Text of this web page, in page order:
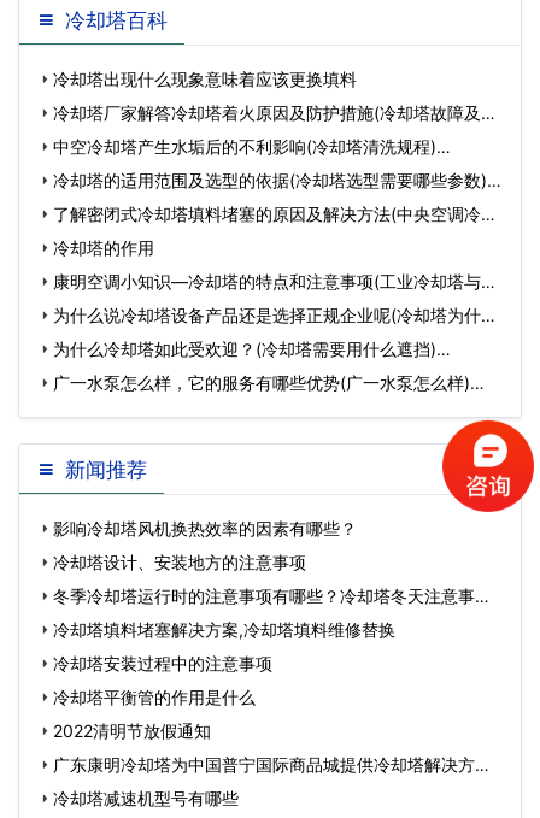
冷却塔百科
冷却塔出现什么现象意味着应该更换填料
冷却塔厂家解答冷却塔着火原因及防护措施(冷却塔故障及处
理方法)…
中空冷却塔产生水垢后的不利影响(冷却塔清洗规程)…
冷却塔的适用范围及选型的依据(冷却塔选型需要哪些参数)…
了解密闭式冷却塔填料堵塞的原因及解决方法(中央空调冷却
塔填料堵塞维…
冷却塔的作用
康明空调小知识—冷却塔的特点和注意事项(工业冷却塔与普
通冷却塔的区…
为什么说冷却塔设备产品还是选择正规企业呢(冷却塔为什么
做成双曲线)…
为什么冷却塔如此受欢迎？(冷却塔需要用什么遮挡)…
广一水泵怎么样，它的服务有哪些优势(广一水泵怎么样)…
新闻推荐
影响冷却塔风机换热效率的因素有哪些？
冷却塔设计、安装地方的注意事项
冬季冷却塔运行时的注意事项有哪些？冷却塔冬天注意事
项…冷却塔填料堵塞解决方案,冷却塔填料维修替换
冷却塔安装过程中的注意事项
冷却塔平衡管的作用是什么
2022清明节放假通知
广东康明冷却塔为中国普宁国际商品城提供冷却塔解决方
案…冷却塔减速机型号有哪些